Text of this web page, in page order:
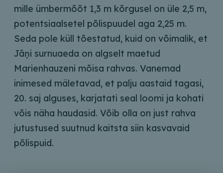
mille ümbermõõt 1,3 m kõrgusel on üle 2,5 m,
potentsiaalsetel põlispuudel aga 2,25 m.
Seda pole küll tõestatud, kuid on võimalik, et
Jāņi surnuaeda on algselt maetud
Marienhauzeni mõisa rahvas. Vanemad
inimesed mäletavad, et palju aastaid tagasi,
20. saj alguses, karjatati seal loomi ja kohati
võis näha haudasid. Võib olla on just rahva
jutustused suutnud kaitsta siin kasvavaid
põlispuid.